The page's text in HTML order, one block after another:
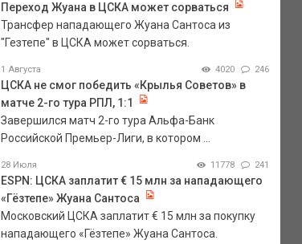
Переход Жуана в ЦСКА может сорваться
Трансфер нападающего Жуана Сантоса из
"Гезтепе" в ЦСКА может сорваться.
1 Августа 4020 246
ЦСКА не смог победить «Крылья Советов» в
матче 2-го тура РПЛ, 1:1
Завершился матч 2-го тура Альфа-Банк
Российской Премьер-Лиги, в котором ...
28 Июля 11778 241
ESPN: ЦСКА заплатит € 15 млн за нападающего
«Гёзтепе» Жуана Сантоса
Московский ЦСКА заплатит € 15 млн за покупку
нападающего «Гёзтепе» Жуана Сантоса.